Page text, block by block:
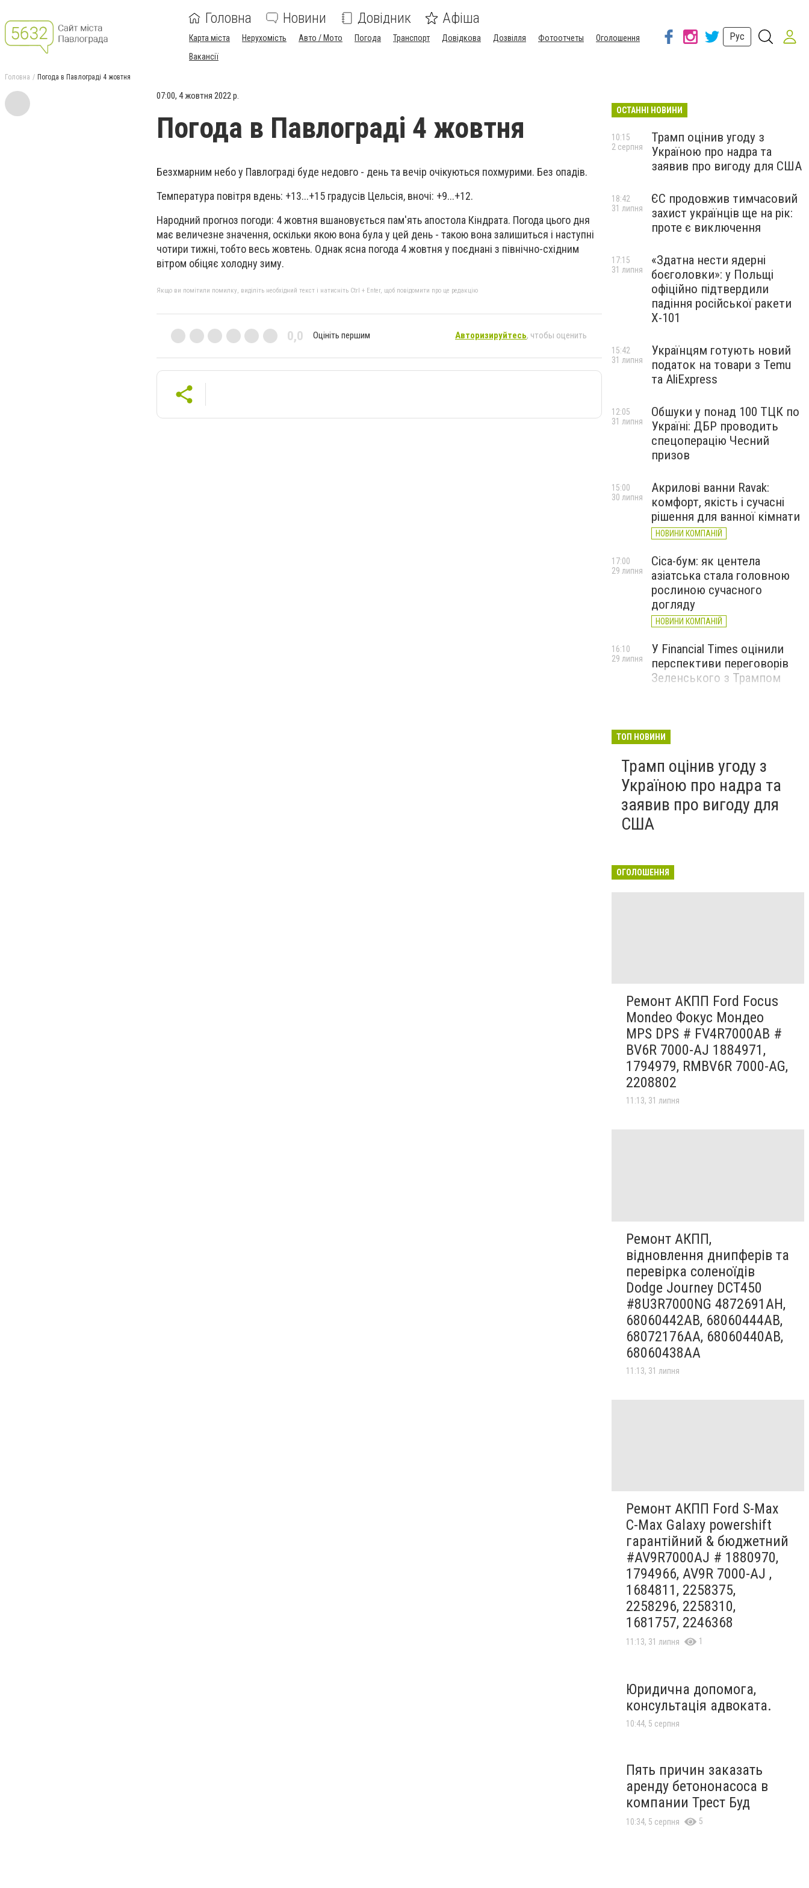
Головна Новини Довідник Афіша
Карта міста Нерухомість Авто / Мото Погода Транспорт Довідкова Дозвілля Фотоотчеты
Оголошення
Вакансії
Рус
Головна Погода в Павлограді 4 жовтня
07:00, 4 жовтня 2022 р.
Погода в Павлограді 4 жовтня
Безхмарним небо у Павлограді буде недовго - день та вечір очікуються похмурими. Без опадів.
Температура повітря вдень: +13...+15 градусів Цельсія, вночі: +9...+12.
Народний прогноз погоди: 4 жовтня вшановується пам'ять апостола Кіндрата. Погода цього дня
має величезне значення, оскільки якою вона була у цей день - такою вона залишиться і наступні
чотири тижні, тобто весь жовтень. Однак ясна погода 4 жовтня у поєднані з північно-східним
вітром обіцяє холодну зиму.
Якщо ви помітили помилку, виділіть необхідний текст і натисніть Ctrl + Enter, щоб повідомити про це редакцію
0,0 Оцініть першим Авторизируйтесь, чтобы оценить
ОСТАННІ НОВИНИ
Трамп оцінив угоду з
Україною про надра та
заявив про вигоду для США
10:15
2 серпня
ЄС продовжив тимчасовий
захист українців ще на рік:
проте є виключення
18:42
31 липня
«Здатна нести ядерні
боєголовки»: у Польщі
офіційно підтвердили
падіння російської ракети
Х-101
17:15
31 липня
Українцям готують новий
податок на товари з Temu
та AliExpress
15:42
31 липня
Обшуки у понад 100 ТЦК по
Україні: ДБР проводить
спецоперацію Чесний
призов
12:05
31 липня
Акрилові ванни Ravak:
комфорт, якість і сучасні
рішення для ванної кімнати
НОВИНИ КОМПАНІЙ
15:00
30 липня
Cica-бум: як центела
азіатська стала головною
рослиною сучасного
догляду
НОВИНИ КОМПАНІЙ
17:00
29 липня
У Financial Times оцінили
перспективи переговорів
Зеленського з Трампом
16:10
29 липня
ТОП НОВИНИ
Трамп оцінив угоду з
Україною про надра та
заявив про вигоду для
США
ОГОЛОШЕННЯ
Ремонт АКПП Ford Focus
Mondeo Фокус Мондео
MPS DPS # FV4R7000AB #
BV6R 7000-AJ 1884971,
1794979, RMBV6R 7000-AG,
2208802
11:13, 31 липня
Ремонт АКПП,
відновлення днипферів та
перевірка соленоїдів
Dodge Journey DCT450
#8U3R7000NG 4872691AH,
68060442AB, 68060444AB,
68072176AA, 68060440AB,
68060438AA
11:13, 31 липня
Ремонт АКПП Ford S-Max
C-Max Galaxy powershift
гарантійний & бюджетний
#AV9R7000AJ # 1880970,
1794966, AV9R 7000-AJ ,
1684811, 2258375,
2258296, 2258310,
1681757, 2246368
11:13, 31 липня 1
Юридична допомога,
консультація адвоката.
10:44, 5 серпня
Пять причин заказать
аренду бетононасоса в
компании Трест Буд
10:34, 5 серпня 5